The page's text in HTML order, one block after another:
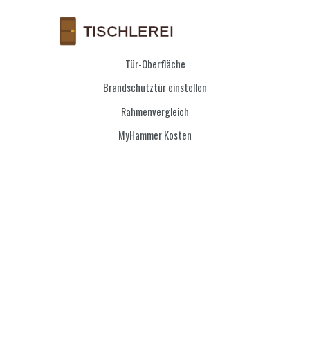
Tür-Oberfläche
Brandschutztür einstellen
Rahmenvergleich
MyHammer Kosten